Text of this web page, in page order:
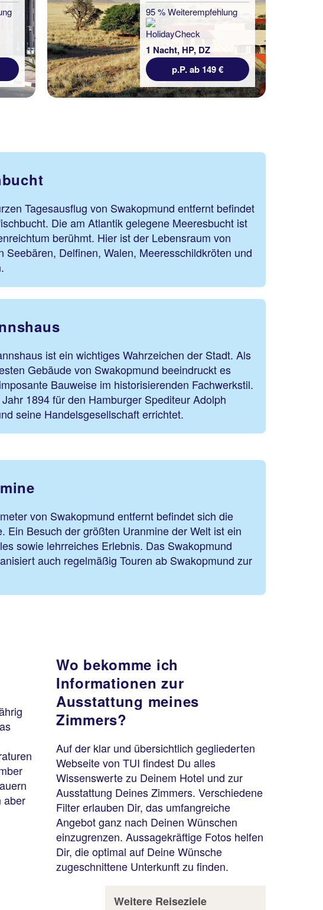
95 % Weiterempfehlung
1 Nacht, HP, DZ
p.P. ab 149 €
Tagesausflug von Swakopmund entfernt befindet
Die am Atlantik gelegene Meeresbucht ist
berühmt. Hier ist der Lebensraum von
Seebären, Delfinen, Walen, Meeresschildkröten und
ist ein wichtiges Wahrzeichen der Stadt. Als
Gebäude von Swakopmund beeindruckt es
Bauweise im historisierenden Fachwerkstil.
1894 für den Hamburger Spediteur Adolph
seine Handelsgesellschaft errichtet.
von Swakopmund entfernt befindet sich die
Ein Besuch der größten Uranmine der Welt ist ein
sowie lehrreiches Erlebnis. Das Swakopmund
auch regelmäßig Touren ab Swakopmund zur
aber
Wo bekomme ich
Informationen zur
Ausstattung meines
Zimmers?
Auf der klar und übersichtlich gegliederten
Webseite von TUI findest Du alles
Wissenswerte zu Deinem Hotel und zur
Ausstattung Deines Zimmers. Verschiedene
Filter erlauben Dir, das umfangreiche
Angebot ganz nach Deinen Wünschen
einzugrenzen. Aussagekräftige Fotos helfen
Dir, die optimal auf Deine Wünsche
zugeschnittene Unterkunft zu finden.
Weitere Reiseziele